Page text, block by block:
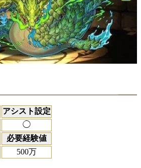
アシスト設定
◯
必要経験値
500万